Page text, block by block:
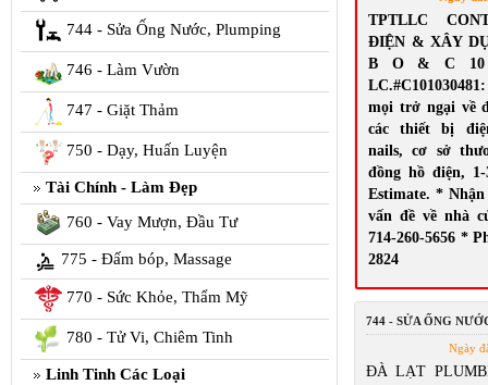
744 - Sửa Ống Nước, Plumping
746 - Làm Vườn
747 - Giặt Thảm
750 - Dạy, Huấn Luyện
Tài Chính - Làm Đẹp
760 - Vay Mượn, Đầu Tư
775 - Đấm bóp, Massage
770 - Sức Khỏe, Thẩm Mỹ
780 - Tử Vi, Chiêm Tinh
Linh Tinh Các Loại
TPTLLC
ĐIỆN & XÂY
B O & C 10
mọi trở ngại về
các thiết bị
nails, cơ sở
đồng hồ điện, 1-
Estimate. *
vấn đề về nhà
714-260-5656 *
2824
744 - SỬA ỐNG
Ngày
ĐÀ LẠT